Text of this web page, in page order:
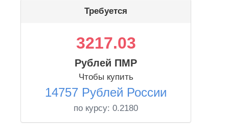
Требуется
3217.03
Рублей ПМР
Чтобы купить
14757 Рублей России
по курсу: 0.2180